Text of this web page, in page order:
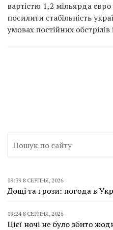
вартістю 1,2 мільярда
посилити стабільність
умовах постійних
09:39 8 СЕРПНЯ, 2026
Дощі та грози: погода в
09:24 8 СЕРПНЯ, 2026
Цієї ночі не було збито